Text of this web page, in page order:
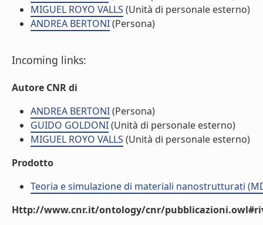
MIGUEL ROYO VALLS (Unità di personale esterno)
ANDREA BERTONI(Persona)
Incoming links:
Autore CNR di
ANDREA BERTONI(Persona)
GUIDO GOLDONI(Unità di personale esterno)
MIGUEL ROYO VALLS (Unità di personale esterno)
Prodotto
Teoria e simulazione di materiali nanostrutturati
Http://www.cnr.it/ontology/cnr/